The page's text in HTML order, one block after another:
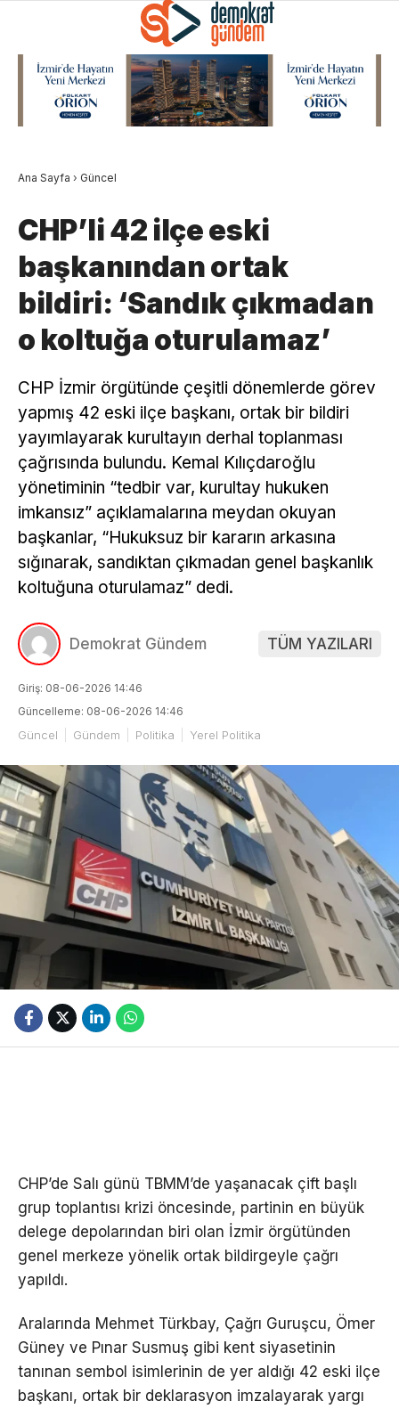
Ana Sayfa › Güncel
CHP’li 42 ilçe eski
başkanından ortak
bildiri: ‘Sandık çıkmadan
o koltuğa oturulamaz’
CHP İzmir örgütünde çeşitli dönemlerde görev
yapmış 42 eski ilçe başkanı, ortak bir bildiri
yayımlayarak kurultayın derhal toplanması
çağrısında bulundu. Kemal Kılıçdaroğlu
yönetiminin “tedbir var, kurultay hukuken
imkansız” açıklamalarına meydan okuyan
başkanlar, “Hukuksuz bir kararın arkasına
sığınarak, sandıktan çıkmadan genel başkanlık
koltuğuna oturulamaz” dedi.
Demokrat Gündem TÜM YAZILARI
Giriş: 08-06-2026 14:46
Güncelleme: 08-06-2026 14:46
Güncel Gündem Politika Yerel Politika
CHP’de Salı günü TBMM’de yaşanacak çift başlı
grup toplantısı krizi öncesinde, partinin en büyük
delege depolarından biri olan İzmir örgütünden
genel merkeze yönelik ortak bildirgeyle çağrı
yapıldı.
Aralarında Mehmet Türkbay, Çağrı Guruşcu, Ömer
Güney ve Pınar Susmuş gibi kent siyasetinin
tanınan sembol isimlerinin de yer aldığı 42 eski ilçe
başkanı, ortak bir deklarasyon imzalayarak yargı